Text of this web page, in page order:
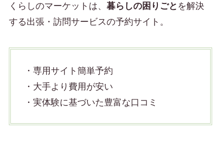
くらしのマーケットは、 暮らしの困りごと を解決
する出張・訪問サービスの予約サイト。
・専用サイト簡単予約
・大手より費用が安い
・実体験に基づいた豊富な口コミ